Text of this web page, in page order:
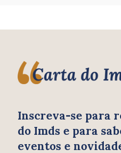
Inscreva-se para
do Imds e para
eventos e